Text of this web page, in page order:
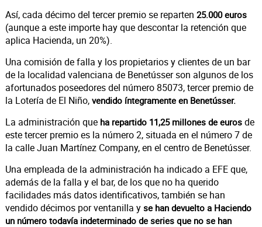
Así, cada décimo del tercer premio se reparten 25.000 euros
(aunque a este importe hay que descontar la retención que
aplica Hacienda, un 20%).
Una comisión de falla y los propietarios y clientes de un bar
de la localidad valenciana de Benetússer son algunos de los
afortunados poseedores del número 85073, tercer premio de
la Lotería de El Niño, vendido íntegramente en Benetússer.
La administración queha repartido 11,25 millones de eurosde
este tercer premio es la número 2, situada en el número 7 de
la calle Juan Martínez Company, en el centro de Benetússer.
Una empleada de la administración ha indicado a EFE que,
además de la falla y el bar, de los que no ha querido
facilidades más datos identificativos, también se han
vendido décimos por ventanilla y se han devuelto a Haciendo
un número todavía indeterminado de series que no se han